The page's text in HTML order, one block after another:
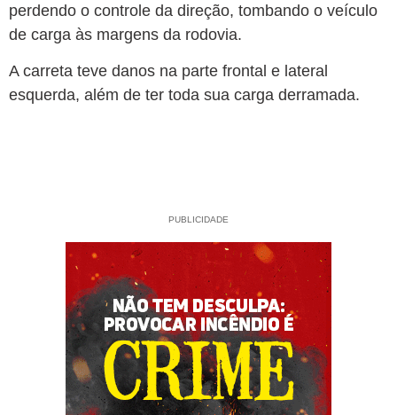
perdendo o controle da direção, tombando o veículo
de carga às margens da rodovia.
A carreta teve danos na parte frontal e lateral
esquerda, além de ter toda sua carga derramada.
PUBLICIDADE